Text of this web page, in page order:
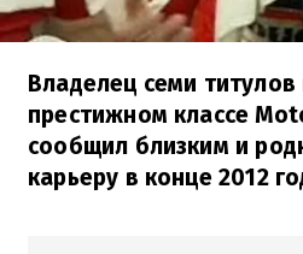
Владелец семи
престижном классе
сообщил близким и
карьеру в конце 2012